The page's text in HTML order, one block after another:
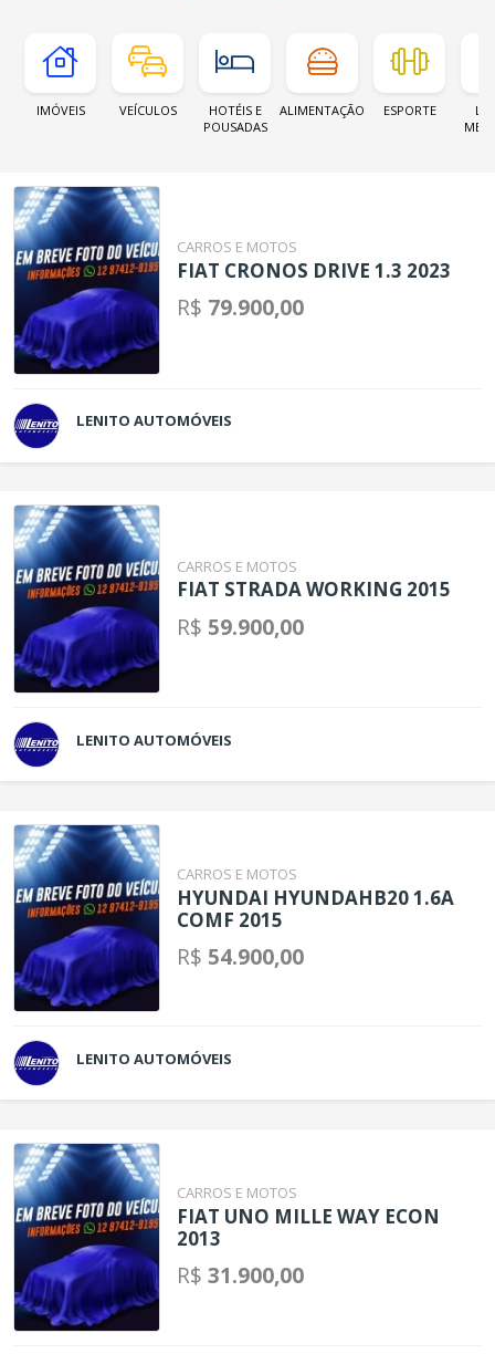
IMÓVEIS VEÍCULOS
HOTÉIS E
POUSADAS
ALIMENTAÇÃO ESPORTE
CARROS E MOTOS
FIAT CRONOS DRIVE 1.3 2023
R$ 79.900,00
LENITO AUTOMÓVEIS
CARROS E MOTOS
FIAT STRADA WORKING 2015
R$ 59.900,00
LENITO AUTOMÓVEIS
CARROS E MOTOS
HYUNDAI HYUNDAHB20 1.6A
COMF 2015
R$ 54.900,00
LENITO AUTOMÓVEIS
CARROS E MOTOS
FIAT UNO MILLE WAY ECON
2013
R$31.900,00